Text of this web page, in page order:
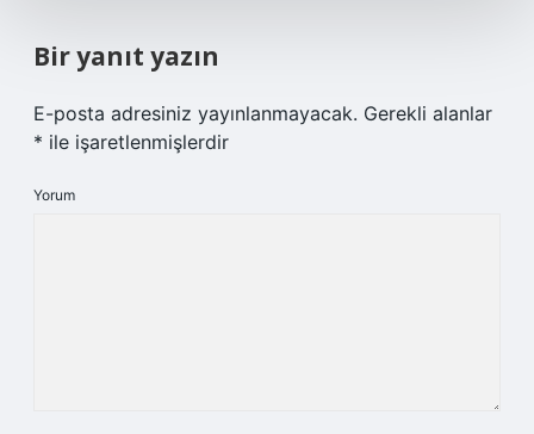
Bir yanıt yazın
E-posta adresiniz yayınlanmayacak. Gerekli alanlar
* ile işaretlenmişlerdir
Yorum